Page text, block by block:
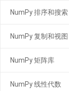
NumPy 排序和搜索
NumPy 复制和视图
NumPy 矩阵库
NumPy 线性代数